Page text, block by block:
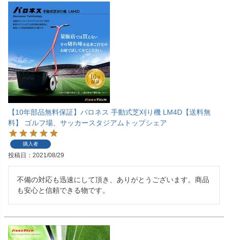
【10年部品無料保証】バロネス 手動式芝刈り機 LM4D【送料無
料】 ゴルフ場、サッカースタジアムトップシェア
購入者
投稿日 2021/08/29
不備の対応も迅速にして頂き、ありがとうございます。商品
も安心と信頼できる物です。